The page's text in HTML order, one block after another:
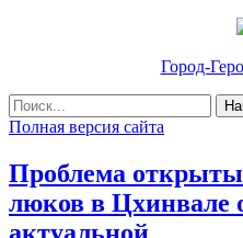
Город-
Полная версия сайта
Проблема
люков в Цхинвале